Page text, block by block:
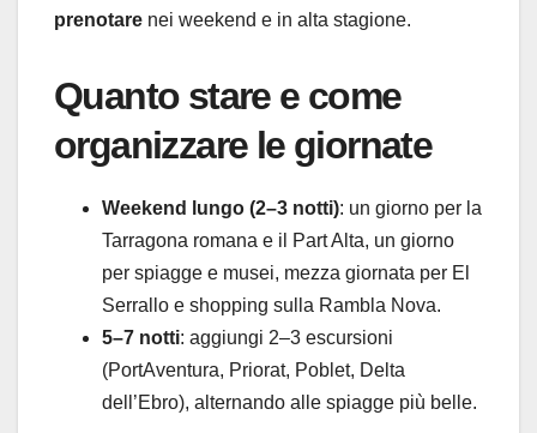
prenotare nei weekend e in alta stagione.
Quanto stare e come
organizzare le giornate
Weekend lungo (2–3 notti): un giorno per la
Tarragona romana e il Part Alta, un giorno
per spiagge e musei, mezza giornata per El
Serrallo e shopping sulla Rambla Nova.
5–7 notti: aggiungi 2–3 escursioni
(PortAventura, Priorat, Poblet, Delta
dell’Ebro), alternando alle spiagge più belle.